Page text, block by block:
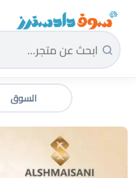
سوق دادسترز الرئيسية
السوق